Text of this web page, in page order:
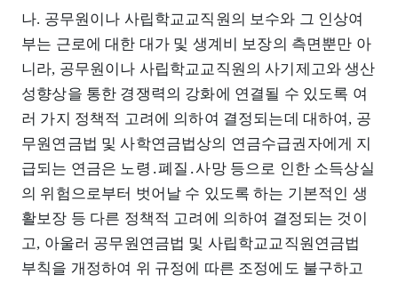
나. 공무원이나 사립학교교직원의 보수와 그 인상여
부는 근로에 대한 대가 및 생계비 보장의 측면뿐만 아
니라, 공무원이나 사립학교교직원의 사기제고와 생산
성향상을 통한 경쟁력의 강화에 연결될 수 있도록 여
러 가지 정책적 고려에 의하여 결정되는데 대하여, 공
무원연금법 및 사학연금법상의 연금수급권자에게 지
급되는 연금은 노령․폐질․사망 등으로 인한 소득상실
의 위험으로부터 벗어날 수 있도록 하는 기본적인 생
활보장 등 다른 정책적 고려에 의하여 결정되는 것이
고, 아울러 공무원연금법 및 사립학교교직원연금법
부칙을 개정하여 위 규정에 따른 조정에도 불구하고